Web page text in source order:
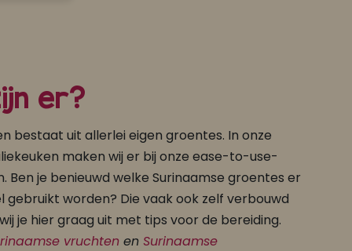
er?
bestaat uit allerlei eigen groentes. In onze
maken wij er bij onze ease-to-use-
Ben je benieuwd welke Surinaamse groentes er
gebruikt worden? Die vaak ook zelf verbouwd
je hier graag uit met tips voor de bereiding.
vruchten en Surinaamse